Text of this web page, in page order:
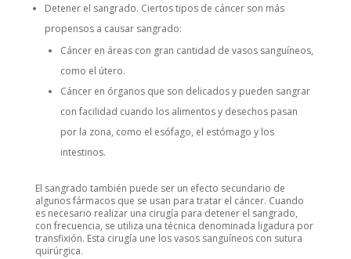
Detener el sangrado. Ciertos tipos de cáncer son más
propensos a causar sangrado:
Cáncer en áreas con gran cantidad de vasos sanguíneos,
como el útero.
Cáncer en órganos que son delicados y pueden sangrar
con facilidad cuando los alimentos y desechos pasan
por la zona, como el esófago, el estómago y los
intestinos.
El sangrado también puede ser un efecto secundario de
algunos fármacos que se usan para tratar el cáncer. Cuando
es necesario realizar una cirugía para detener el sangrado,
con frecuencia, se utiliza una técnica denominada ligadura por
transfixión. Esta cirugía une los vasos sanguíneos con sutura
quirúrgica.